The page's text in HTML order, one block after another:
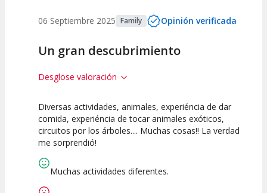
06 Septiembre 2025 Family Opinión verificada
Un gran descubrimiento
Desglose valoración
7.5
Calidad de la
Actividad
7.5
Atención del
Personal /
Diversas actividades, animales, experiéncia de dar
comida, experiéncia de tocar animales exóticos,
circuitos por los árboles.... Muchas cosas!! La verdad
me sorprendió!
Muchas actividades diferentes.